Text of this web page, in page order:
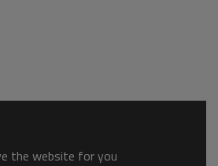
the website for you.